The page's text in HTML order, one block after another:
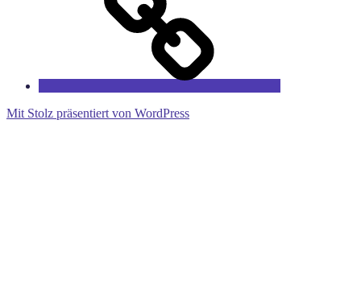
Mit Stolz präsentiert von WordPress